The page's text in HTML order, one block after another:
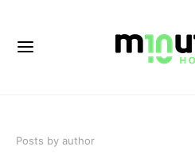
Posts by author